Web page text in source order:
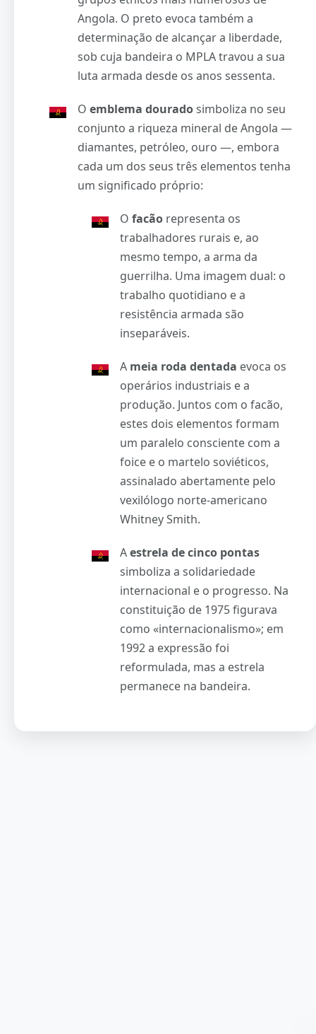
Angola. O preto evoca também a
determinação de alcançar a liberdade,
sob cuja bandeira o MPLA travou a sua
luta armada desde os anos sessenta.
O emblema douradosimboliza no seu
conjunto a riqueza mineral de Angola —
diamantes, petróleo, ouro —, embora
cada um dos seus três elementos tenha
um significado próprio:
O facão representa os
trabalhadores rurais e, ao
mesmo tempo, a arma da
guerrilha. Uma imagem dual: o
trabalho quotidiano e a
resistência armada são
inseparáveis.
A meia roda dentada evoca os
operários industriais e a
produção. Juntos com o facão,
estes dois elementos formam
um paralelo consciente com a
foice e o martelo soviéticos,
assinalado abertamente pelo
vexilólogo norte-americano
Whitney Smith.
Aestrela de cinco pontas
simboliza a solidariedade
internacional e o progresso. Na
constituição de 1975 figurava
como «internacionalismo»; em
1992 a expressão foi
reformulada, mas a estrela
permanece na bandeira.